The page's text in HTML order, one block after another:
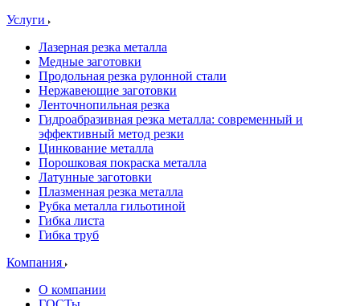
Услуги
Лазерная резка металла
Медные заготовки
Продольная резка рулонной стали
Нержавеющие заготовки
Ленточнопильная резка
Гидроабразивная резка металла: современный и
эффективный метод резки
Цинкование металла
Порошковая покраска металла
Латунные заготовки
Плазменная резка металла
Рубка металла гильотиной
Гибка листа
Гибка труб
Компания
О компании